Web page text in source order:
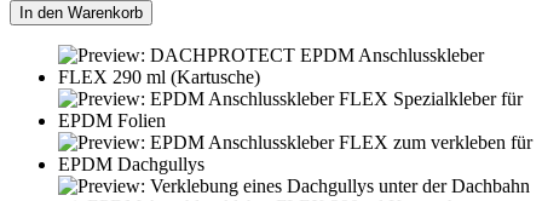
In den Warenkorb